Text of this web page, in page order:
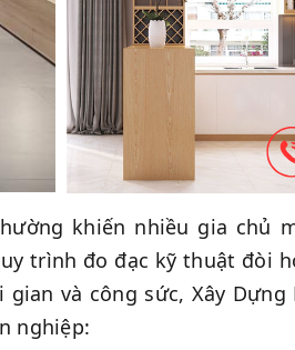
khiến nhiều gia chủ
trình đo đạc kỹ thuật đòi
và công sức, Xây Dựng
nghiệp: